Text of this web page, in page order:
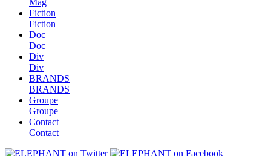
Fiction
Fiction
Doc
Doc
Div
Div
BRANDS
BRANDS
Groupe
Groupe
Contact
Contact